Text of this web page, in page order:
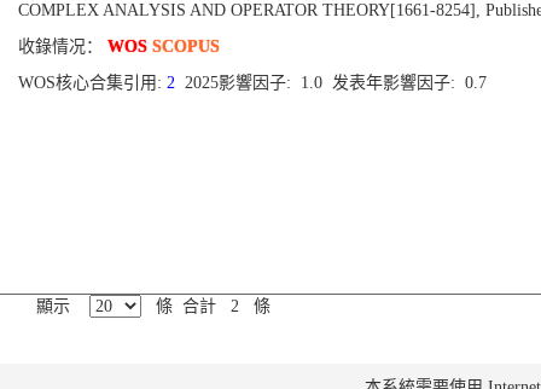
COMPLEX ANALYSIS AND OPERATOR THEORY[1661-8254],
收錄情况： WOS SCOPUS
WOS核心合集引用: 2 2025影響因子: 1.0 发表年影響因子: 0.7
顯示 條 合計 2 條